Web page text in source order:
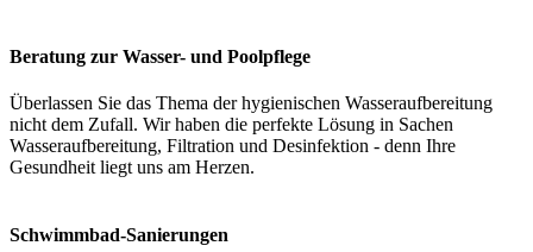
Beratung zur Wasser- und Poolpflege
Überlassen Sie das Thema der hygienischen Wasseraufbereitung
nicht dem Zufall. Wir haben die perfekte Lösung in Sachen
Wasseraufbereitung, Filtration und Desinfektion - denn Ihre
Gesundheit liegt uns am Herzen.
Schwimmbad-Sanierungen